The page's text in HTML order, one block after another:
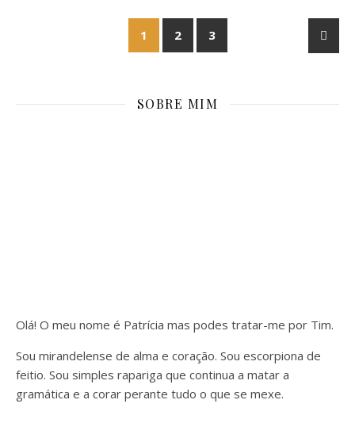
1 2 3
SOBRE MIM
Olá! O meu nome é Patrícia mas podes tratar-me por Tim.
Sou mirandelense de alma e coração. Sou escorpiona de
feitio. Sou simples rapariga que continua a matar a
gramática e a corar perante tudo o que se mexe.